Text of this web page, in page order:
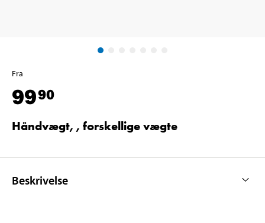
Fra
9990
Håndvægt, , forskellige vægte
Beskrivelse